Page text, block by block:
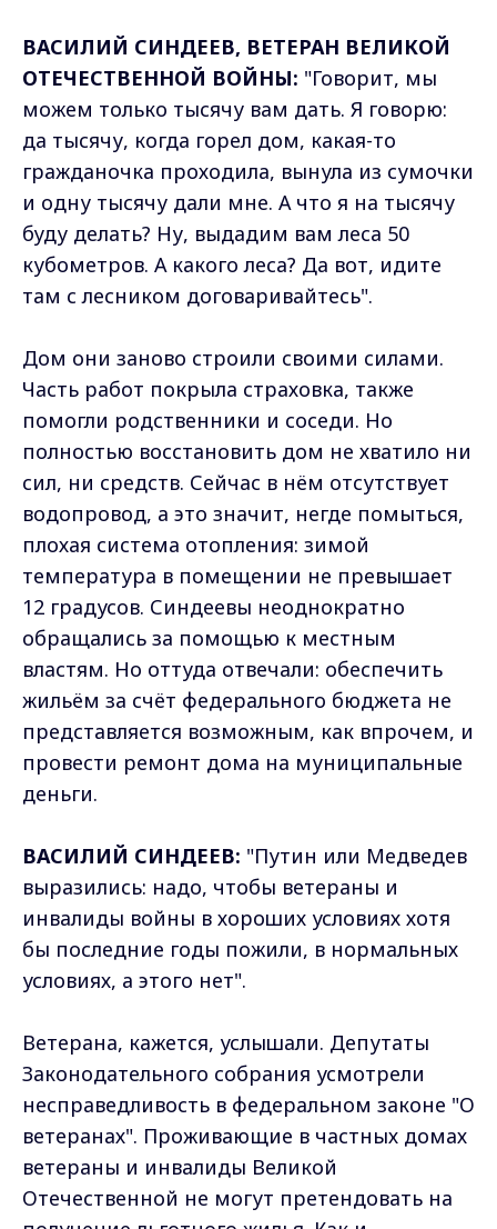
ВАСИЛИЙ СИНДЕЕВ, ВЕТЕРАН ВЕЛИКОЙ
ОТЕЧЕСТВЕННОЙ ВОЙНЫ: "Говорит, мы
можем только тысячу вам дать. Я говорю:
да тысячу, когда горел дом, какая-то
гражданочка проходила, вынула из сумочки
и одну тысячу дали мне. А что я на тысячу
буду делать? Ну, выдадим вам леса 50
кубометров. А какого леса? Да вот, идите
там с лесником договаривайтесь".
Дом они заново строили своими силами.
Часть работ покрыла страховка, также
помогли родственники и соседи. Но
полностью восстановить дом не хватило ни
сил, ни средств. Сейчас в нём отсутствует
водопровод, а это значит, негде помыться,
плохая система отопления: зимой
температура в помещении не превышает
12 градусов. Синдеевы неоднократно
обращались за помощью к местным
властям. Но оттуда отвечали: обеспечить
жильём за счёт федерального бюджета не
представляется возможным, как впрочем, и
провести ремонт дома на муниципальные
деньги.
ВАСИЛИЙ СИНДЕЕВ: "Путин или Медведев
выразились: надо, чтобы ветераны и
инвалиды войны в хороших условиях хотя
бы последние годы пожили, в нормальных
условиях, а этого нет".
Ветерана, кажется, услышали. Депутаты
Законодательного собрания усмотрели
несправедливость в федеральном законе "О
ветеранах". Проживающие в частных домах
ветераны и инвалиды Великой
Отечественной не могут претендовать на